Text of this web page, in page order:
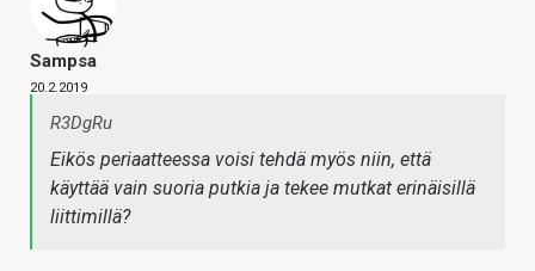
Sampsa
20.2.2019
R3DgRu
Eikös periaatteessa voisi tehdä myös niin, että
käyttää vain suoria putkia ja tekee mutkat erinäisillä
liittimillä?